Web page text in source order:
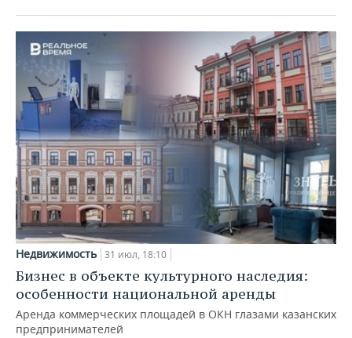
Недвижимость 31 июл, 18:10
Бизнес в объекте культурного наследия:
особенности национальной аренды
Аренда коммерческих площадей в ОКН глазами казанских
предпринимателей